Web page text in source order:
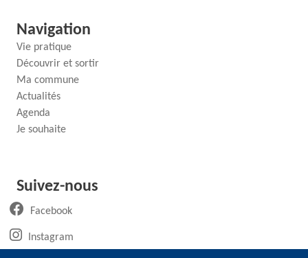
Navigation
Vie pratique
Découvrir et sortir
Ma commune
Actualités
Agenda
Je souhaite
Suivez-nous
Facebook(ouvre un nouvel onglet)
Instagram(ouvre un nouvel onglet)